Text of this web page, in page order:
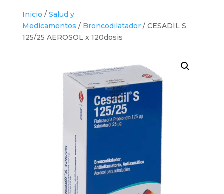
Inicio / Salud y
Medicamentos / Broncodilatador/ CESADIL S
125/25 AEROSOL x 120dosis